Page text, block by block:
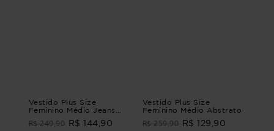
Vestido Plus Size
Feminino Médio Jeans
Marini VESTIDO MÉDIO
JEANS MARINI G - 46
R$ 249,90 R$ 144,90
Vestido Plus Size
Feminino Médio Abstrato
R$ 259,90 R$ 129,90